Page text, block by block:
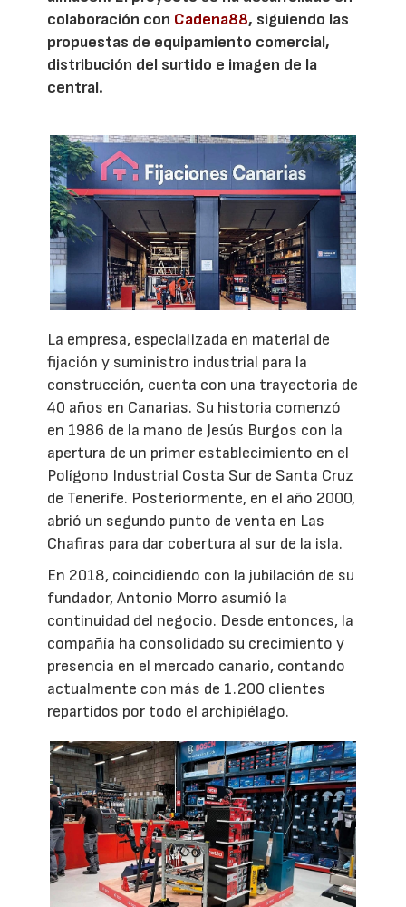
colaboración con Cadena88, siguiendo las
propuestas de equipamiento comercial,
distribución del surtido e imagen de la
central.
La empresa, especializada en material de
fijación y suministro industrial para la
construcción, cuenta con una trayectoria de
40 años en Canarias. Su historia comenzó
en 1986 de la mano de Jesús Burgos con la
apertura de un primer establecimiento en el
Polígono Industrial Costa Sur de Santa Cruz
de Tenerife. Posteriormente, en el año 2000,
abrió un segundo punto de venta en Las
Chafiras para dar cobertura al sur de la isla.
En 2018, coincidiendo con la jubilación de su
fundador, Antonio Morro asumió la
continuidad del negocio. Desde entonces, la
compañía ha consolidado su crecimiento y
presencia en el mercado canario, contando
actualmente con más de 1.200 clientes
repartidos por todo el archipiélago.